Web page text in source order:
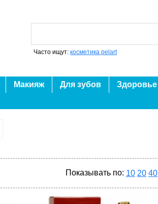
Часто ищут: косметика pelart
Макияж Для зубов Здоровье
Показывать по: 10 20 40